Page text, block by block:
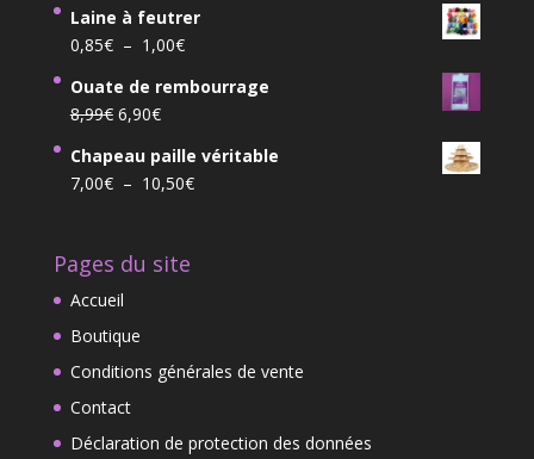
initial
était :
6,35€.
actuel
est :
3,15€.
Laine à feutrer
0,85€ – 1,00€Plage
prix :
à
1,00€
Ouate de rembourrage
8,99€ Le
initial
était :
6,90€Le
actuel
est :
Chapeau paille véritable
7,00€ – 10,50€Plage
Pages du site
Accueil
Boutique
Conditions générales de vente
Contact
Déclaration de protection des données